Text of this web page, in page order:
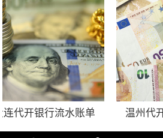
代开银行流水账单 温州代